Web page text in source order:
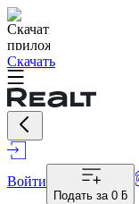
Скачать
Войти
Подать за 0 ƃ